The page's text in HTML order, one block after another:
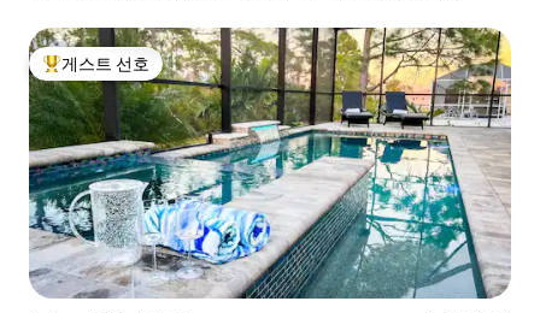
상위 게스트 선호
게스트 선호